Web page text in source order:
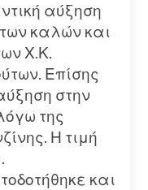
αύξηση
καλών και
Χ.Κ.
Επίσης
στην
της
Η τιμή
και